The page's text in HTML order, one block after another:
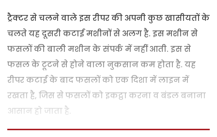
ट्रैक्टर से चलने वाले इस रीपर की अपनी कुछ खासीयतों के
चलते यह दूसरी कटाई मशीनों से अलग है. इस मशीन से
फसलों की बाली मशीन के संपर्क में नहीं आती. इस से
फसल के टूटने से होने वाला नुकसान कम होता है. यह
रीपर कटाई के बाद फसलों को एक दिशा में लाइन में
रखता है, जिस से फसलों को इकट्ठा करना व बंडल बनाना
आसान हो जाता है.